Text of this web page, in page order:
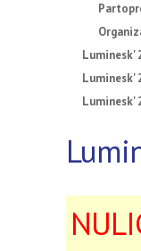
Luminesk'
Luminesk'
Luminesk'